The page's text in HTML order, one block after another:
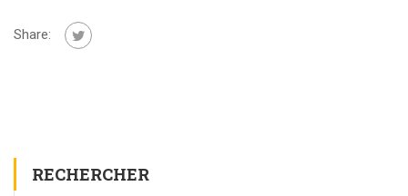
Share:
RECHERCHER